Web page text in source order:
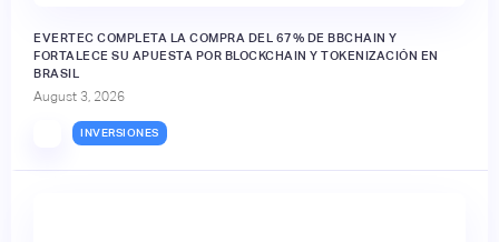
EVERTEC COMPLETA LA COMPRA DEL 67% DE BBCHAIN Y
FORTALECE SU APUESTA POR BLOCKCHAIN Y TOKENIZACIÓN EN
BRASIL
August 3, 2026
INVERSIONES